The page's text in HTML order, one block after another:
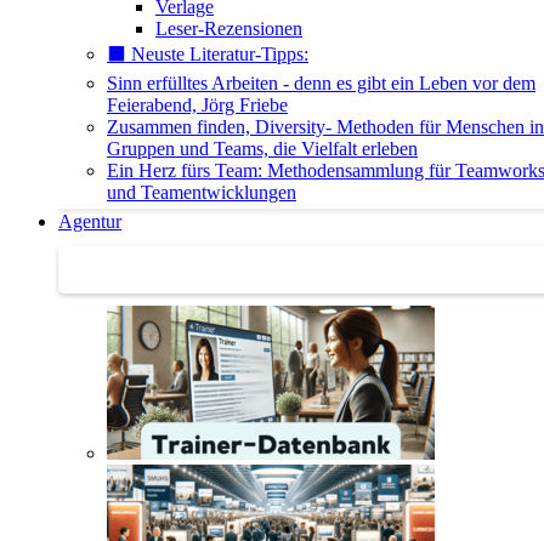
Verlage
Leser-Rezensionen
⬛️ Neuste Literatur-Tipps:
Sinn erfülltes Arbeiten - denn es gibt ein Leben vor dem
Feierabend, Jörg Friebe
Zusammen finden, Diversity- Methoden für Menschen in
Gruppen und Teams, die Vielfalt erleben
Ein Herz fürs Team: Methodensammlung für
und Teamentwicklungen
Agentur